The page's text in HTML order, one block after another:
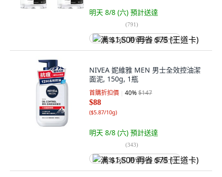
明天 8/8 (六) 預計送達
(791)
满 $1,500 再省 $75 (王道卡)
NIVEA 妮維雅 MEN 男士全效控油潔
面泥, 150g, 1瓶
首購折扣價 40%$147
$88
($5.87/10g)
明天 8/8 (六) 預計送達
(343)
满 $1,500 再省 $75 (王道卡)